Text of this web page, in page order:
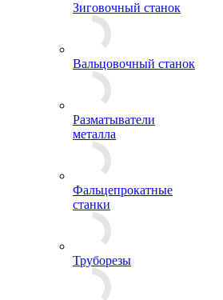
Зиговочный станок
Вальцовочный станок
Разматыватели
металла
Фальцепрокатные
станки
Труборезы